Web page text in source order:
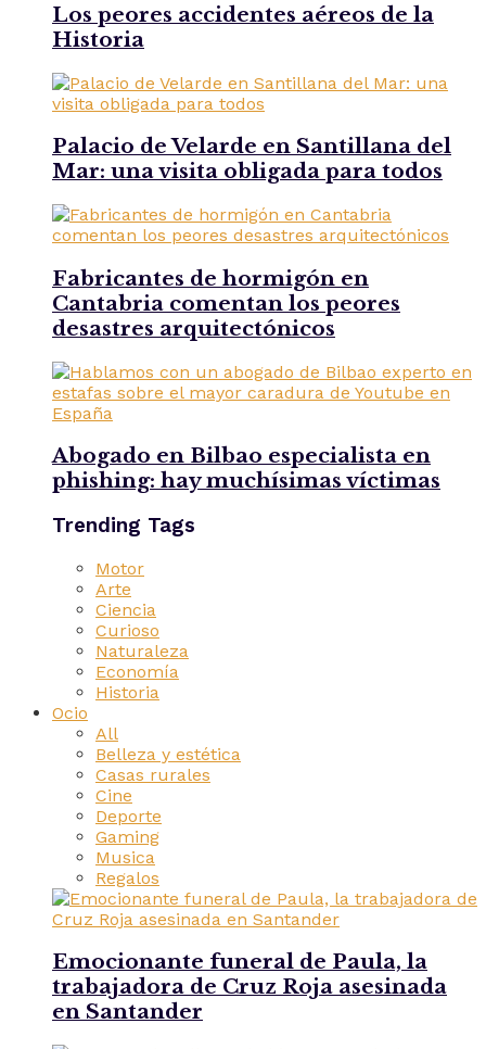
Los peores accidentes aéreos de la
Historia
Palacio de Velarde en Santillana del
Mar: una visita obligada para todos
Fabricantes de hormigón en
Cantabria comentan los peores
desastres arquitectónicos
Abogado en Bilbao especialista en
phishing: hay muchísimas víctimas
Trending Tags
Motor
Arte
Ciencia
Curioso
Naturaleza
Economía
Historia
Ocio
All
Belleza y estética
Casas rurales
Cine
Deporte
Gaming
Musica
Regalos
Emocionante funeral de Paula, la
trabajadora de Cruz Roja asesinada
en Santander